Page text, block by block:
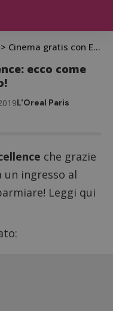
> Cinema gratis con Excellence: ecco come avere il biglietto omaggio!
ecco come
L'Oreal Paris
che grazie
un ingresso al
Leggi qui